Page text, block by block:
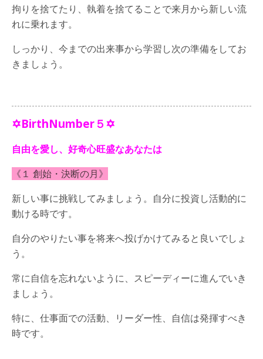
拘りを捨てたり、執着を捨てることで来月から新しい流
れに乗れます。
しっかり、今までの出来事から学習し次の準備をしてお
きましょう。
✡BirthNumber５✡
自由を愛し、好奇心旺盛なあなたは
《１ 創始・決断の月》
新しい事に挑戦してみましょう。自分に投資し活動的に
動ける時です。
自分のやりたい事を将来へ投げかけてみると良いでしょ
う。
常に自信を忘れないように、スピーディーに進んでいき
ましょう。
特に、仕事面での活動、リーダー性、自信は発揮すべき
時です。